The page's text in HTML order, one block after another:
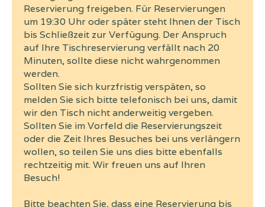
Reservierung freigeben. Für Reservierungen
um 19:30 Uhr oder später steht Ihnen der Tisch
bis Schließzeit zur Verfügung. Der Anspruch
auf Ihre Tischreservierung verfällt nach 20
Minuten, sollte diese nicht wahrgenommen
werden.
Sollten Sie sich kurzfristig verspäten, so
melden Sie sich bitte telefonisch bei uns, damit
wir den Tisch nicht anderweitig vergeben.
Sollten Sie im Vorfeld die Reservierungszeit
oder die Zeit Ihres Besuches bei uns verlängern
wollen, so teilen Sie uns dies bitte ebenfalls
rechtzeitig mit. Wir freuen uns auf Ihren
Besuch!
Bitte beachten Sie, dass eine Reservierung bis